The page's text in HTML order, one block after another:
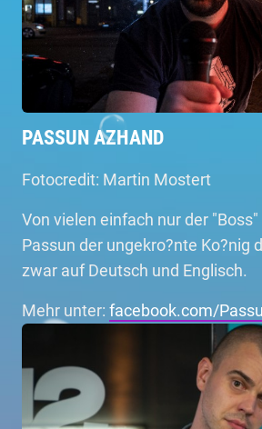
PASSUN AZHAND
Fotocredit: Martin Mostert
Von vielen einfach nur der
Passun der ungekro?nte Ko?nig
zwar auf Deutsch und Englisch.
Mehr unter: facebook.com/